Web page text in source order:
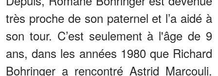
très proche de son paternel et l’a aidé à
son tour. C’est seulement à l'âge de 9
ans, dans les années 1980 que Richard
Bohringer a rencontré Astrid Marcouli.